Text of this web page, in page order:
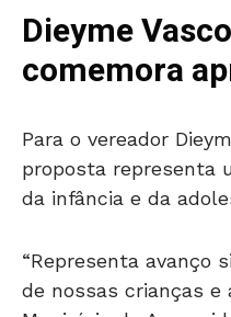
Dieyme
comemora
Para o vereador
proposta representa
da infância e da
“Representa avanço
de nossas crianças e